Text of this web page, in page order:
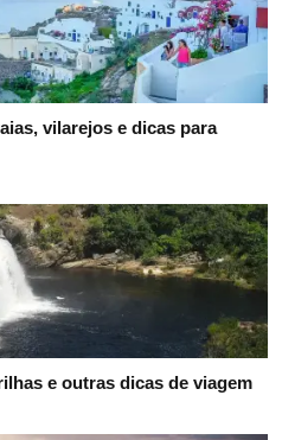
vilarejos e dicas para
e outras dicas de viagem